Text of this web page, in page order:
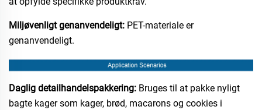
Miljøvenligt genanvendeligt: PET-materiale er
genanvendeligt.
Daglig detailhandelspakkering: Bruges til at pakke nyligt
bagte kager som kager, brød, macarons og cookies i